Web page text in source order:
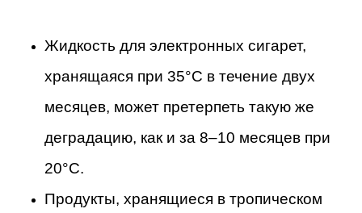
Жидкость для электронных сигарет,
хранящаяся при 35°C в течение двух
месяцев, может претерпеть такую же
деградацию, как и за 8–10 месяцев при
20°C.
Продукты, хранящиеся в тропическом